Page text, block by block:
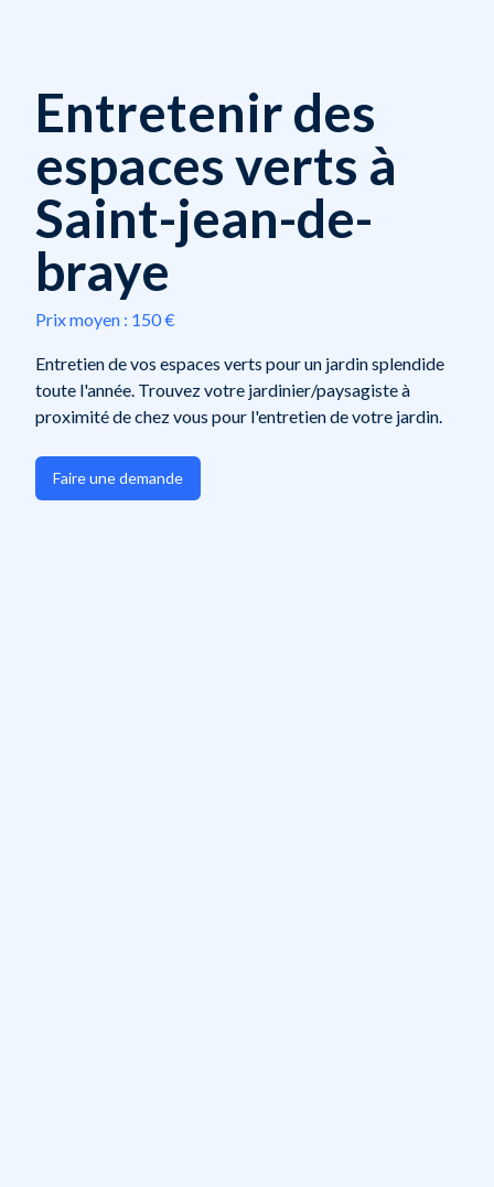
Entretenir des
espaces verts à
Saint-jean-de-
braye
Prix moyen : 150 €
Entretien de vos espaces verts pour un jardin splendide
toute l'année. Trouvez votre jardinier/paysagiste à
proximité de chez vous pour l'entretien de votre jardin.
Faire une demande